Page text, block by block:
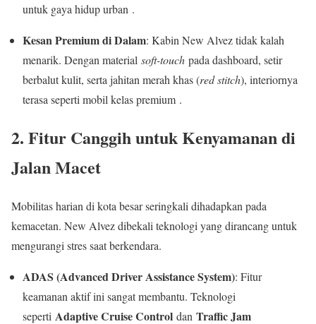
untuk gaya hidup urban .
Kesan Premium di Dalam: Kabin New Alvez tidak kalah
menarik. Dengan material soft-touch pada dashboard, setir
berbalut kulit, serta jahitan merah khas (red stitch), interiornya
terasa seperti mobil kelas premium .
2. Fitur Canggih untuk Kenyamanan di
Jalan Macet
Mobilitas harian di kota besar seringkali dihadapkan pada
kemacetan. New Alvez dibekali teknologi yang dirancang untuk
mengurangi stres saat berkendara.
ADAS (Advanced Driver Assistance System): Fitur
keamanan aktif ini sangat membantu. Teknologi
seperti Adaptive Cruise Control dan Traffic Jam